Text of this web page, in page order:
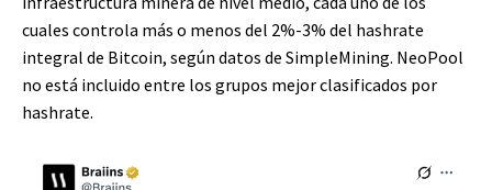
cuales controla más o menos del 2%-3% del hashrate
integral de Bitcoin, según datos de SimpleMining. NeoPool
no está incluido entre los grupos mejor clasificados por
hashrate.